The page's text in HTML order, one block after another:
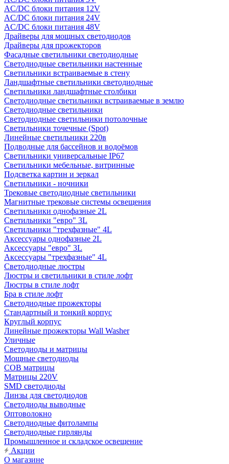
AC/DC блоки питания 12V
AC/DC блоки питания 24V
AC/DC блоки питания 48V
Драйверы для мощных светодиодов
Драйверы для прожекторов
Фасадные светильники светодиодные
Светодиодные светильники настенные
Светильники встраиваемые в стену
Ландшафтные светильники светодиодные
Светильники ландшафтные столбики
Светодиодные светильники встраиваемые в землю
Светодиодные светильники
Светодиодные светильники потолочные
Светильники точечные (Spot)
Линейные светильники 220в
Подводные для бассейнов и водоёмов
Светильники универсальные IP67
Светильники мебельные, витринные
Подсветка картин и зеркал
Светильники - ночники
Трековые светодиодные светильники
Магнитные трековые системы освещения
Светильники однофазные 2L
Светильники "евро" 3L
Светильники "трехфазные" 4L
Аксессуары однофазные 2L
Аксессуары "евро" 3L
Аксессуары "трехфазные" 4L
Светодиодные люстры
Люстры и светильники в стиле лофт
Люстры в стиле лофт
Бра в стиле лофт
Светодиодные прожекторы
Стандартный и тонкий корпус
Круглый корпус
Линейные прожекторы Wall Washer
Уличные
Светодиоды и матрицы
Мощные светодиоды
COB матрицы
Матрицы 220V
SMD светодиоды
Линзы для светодиодов
Светодиоды выводные
Оптоволокно
Светодиодные фитолампы
Светодиодные гирлянды
Промышленное и складское освещение
Акции
О магазине